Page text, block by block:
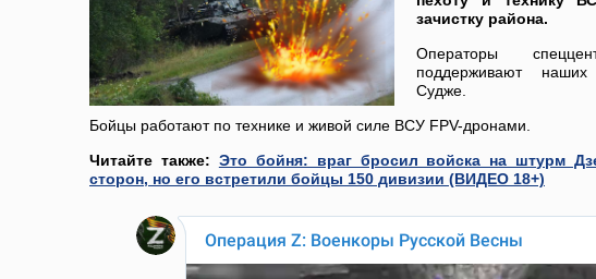
зачистку района.
Операторы
поддерживают
Судже.
Бойцы работают по технике и живой силе ВСУ FPV-дронами.
Читайте также: Это бойня: враг бросил войска на штурм
сторон, но его встретили бойцы 150 дивизии (ВИДЕО 18+)